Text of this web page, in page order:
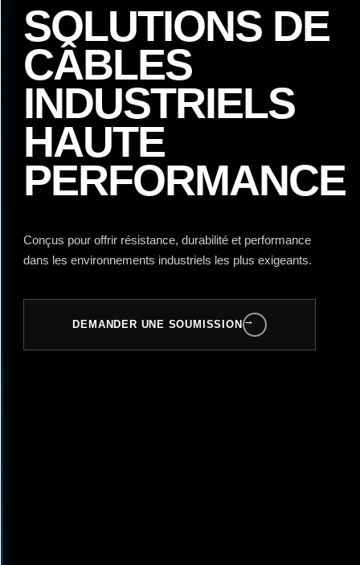
SOLUTIONS DE
CÂBLES
INDUSTRIELS
HAUTE
PERFORMANCE
Conçus pour offrir résistance, durabilité et performance
dans les environnements industriels les plus exigeants.
DEMANDER UNE SOUMISSION →